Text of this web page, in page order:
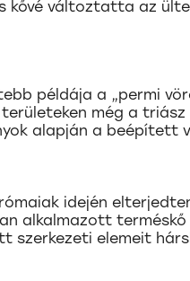
kővé változtatta az
példája a „permi
még a
alapján a beépített
idején
alkalmazott terméskő
szerkezeti elemeit